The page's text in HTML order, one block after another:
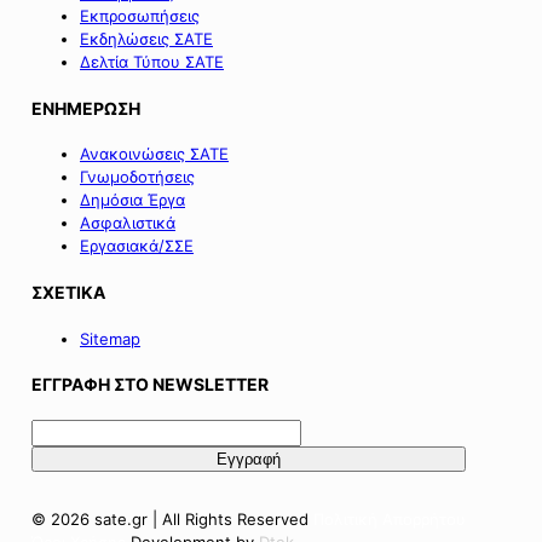
Εκπροσωπήσεις
Εκδηλώσεις ΣΑΤΕ
Δελτία Τύπου ΣΑΤΕ
ΕΝΗΜΕΡΩΣΗ
Ανακοινώσεις ΣΑΤΕ
Γνωμοδοτήσεις
Δημόσια Έργα
Ασφαλιστικά
Εργασιακά/ΣΣΕ
ΣΧΕΤΙΚΑ
Sitemap
ΕΓΓΡΑΦΗ ΣΤΟ NEWSLETTER
© 2026 sate.gr | All Rights Reserved